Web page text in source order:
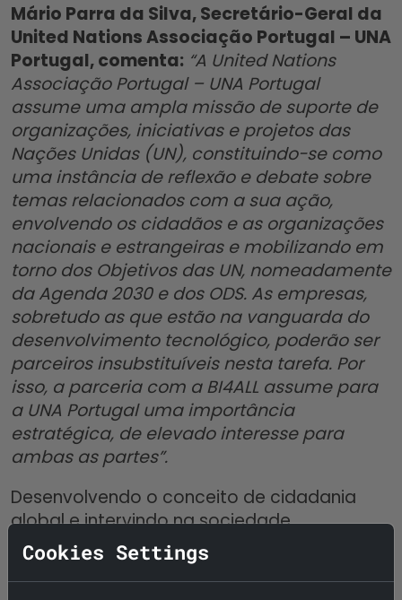
Mário Parra da Silva, Secretário-Geral da
United Nations Associação Portugal – UNA
Portugal, comenta: “A United Nations
Associação Portugal – UNA Portugal
assume uma ampla missão de suporte de
organizações, iniciativas e projetos das
Nações Unidas (UN), constituindo-se como
uma instância de reflexão e debate sobre
temas relacionados com a sua ação,
envolvendo os cidadãos e as organizações
nacionais e estrangeiras e mobilizando em
torno dos Objetivos das UN, nomeadamente
da Agenda 2030 e dos ODS. As empresas,
sobretudo as que estão na vanguarda do
desenvolvimento tecnológico, poderão ser
parceiros insubstituíveis nesta tarefa. Por
isso, a parceria com a BI4ALL assume para
a UNA Portugal uma importância
estratégica, de elevado interesse para
ambas as partes”.
Desenvolvendo o conceito de cidadania
global e intervindo na sociedade
portuguesa e não só, a UNA Portugal
pretende capacitar as Pessoas e as
Organizações para responderem aos
Cookies Settings